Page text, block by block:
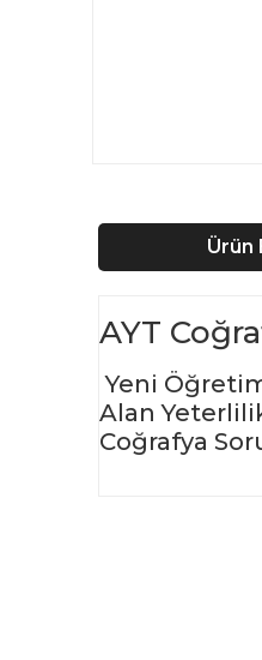
Ürün
AYT
Yeni
Alan
Coğrafya